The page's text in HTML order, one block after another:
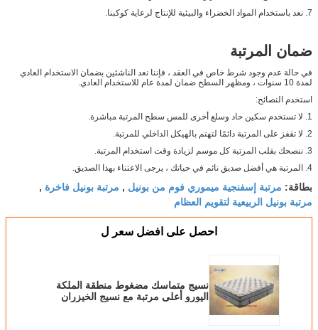
7. نعد باستخدام المواد الخضراء والبيئية للإنتاج لرعاية كوكبنا.
ضمان المرتبة
في حالة عدم وجود شرط خاص في العقد ، فإننا نعد الناشئين بضمان الاستخدام العادي
لمدة 10 سنوات ، ومظهر السطح ضمان لمدة عام للاستخدام العادي.
استخدم النصائح:
1. لا تستخدم سكين حاد وسلع أخرى للمس سطح المرتبة مباشرة.
2. لا تقفز على المرتبة دائمًا لتهتم بالهيكل الداخلي للمرتبة.
3. ننصحك بقلب المرتبة كل موسم لزيادة وقت استخدام المرتبة.
4. المرتبة هي أفضل صديق نائم في حياتك ، يرجى الاعتناء بهذا الصديق.
بطاقة: مرتبة إسفنجية ميموري فوم من بونيل , مرتبة بونيل فاخرة ,
مرتبة بونيل الربيعية لتقويم العظام
احصل على افضل سعر ل
نسيج متماسك مضغوط منطقة الملكة
اليورو أعلى مرتبة مع نسيج الخيزران